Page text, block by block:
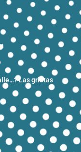
Las grietas